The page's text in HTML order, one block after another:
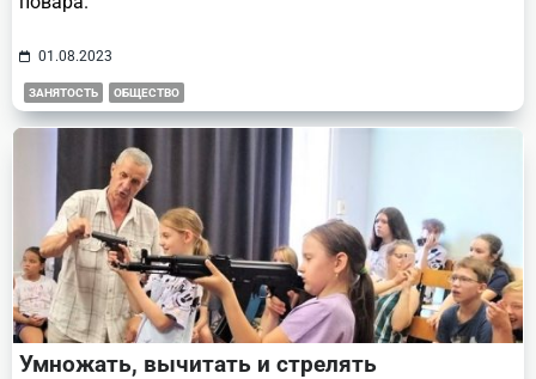
01.08.2023
ЗАНЯТОСТЬ ОБЩЕСТВО
Умножать, вычитать и стрелять